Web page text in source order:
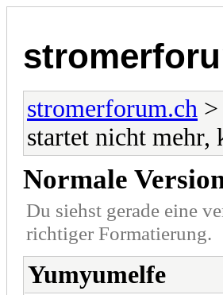
stromerforum.ch >
startet nicht mehr,
Normale
Du siehst gerade eine
richtiger Formatierung.
Yumyumelfe